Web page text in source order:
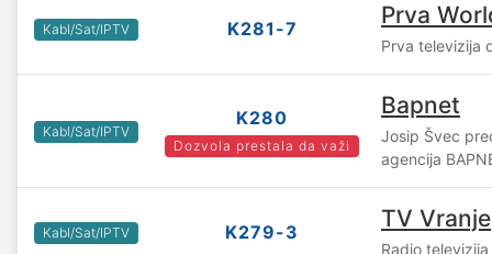
Kabl/Sat/IPTV K281-7 Prva
Prva televizija
Kabl/Sat/IPTV
K280
Dozvola prestala da važi
Bapnet
Josip Švec
agencija
Kabl/Sat/IPTV K279-3 TV Vranje
Radio